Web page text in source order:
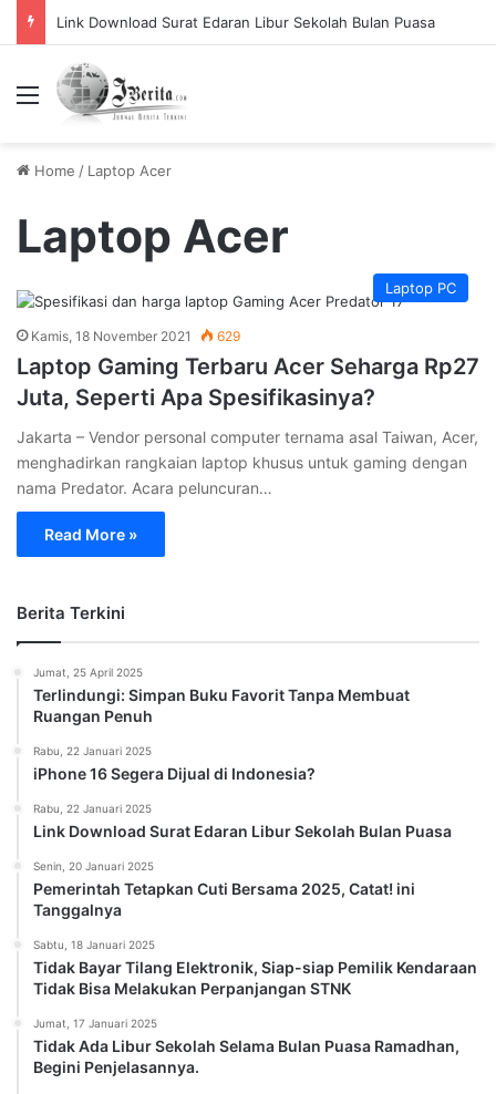
Link Download Surat Edaran Libur Sekolah Bulan Puasa
Menu
Home / Laptop Acer
Laptop Acer
Laptop PC
Kamis, 18 November 2021 629
Laptop Gaming Terbaru Acer Seharga Rp27
Juta, Seperti Apa Spesifikasinya?
Jakarta – Vendor personal computer ternama asal Taiwan, Acer,
menghadirkan rangkaian laptop khusus untuk gaming dengan
nama Predator. Acara peluncuran…
Read More »
Berita Terkini
Jumat, 25 April 2025
Terlindungi: Simpan Buku Favorit Tanpa Membuat
Ruangan Penuh
Rabu, 22 Januari 2025
iPhone 16 Segera Dijual di Indonesia?
Rabu, 22 Januari 2025
Link Download Surat Edaran Libur Sekolah Bulan Puasa
Senin, 20 Januari 2025
Pemerintah Tetapkan Cuti Bersama 2025, Catat! ini
Tanggalnya
Sabtu, 18 Januari 2025
Tidak Bayar Tilang Elektronik, Siap-siap Pemilik Kendaraan
Tidak Bisa Melakukan Perpanjangan STNK
Jumat, 17 Januari 2025
Tidak Ada Libur Sekolah Selama Bulan Puasa Ramadhan,
Begini Penjelasannya.